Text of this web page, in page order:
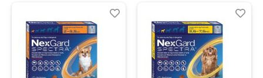
Lista
Uporedi